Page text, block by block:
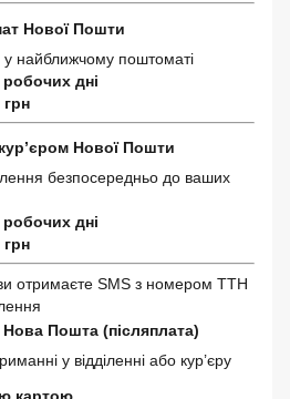
Нової Пошти
найближчому поштоматі
робочих дні
грн
Нової Пошти
безпосередньо до ваших
робочих дні
грн
отримаєте SMS з номером ТТН
Пошта (післяплата)
у відділенні або кур’єру